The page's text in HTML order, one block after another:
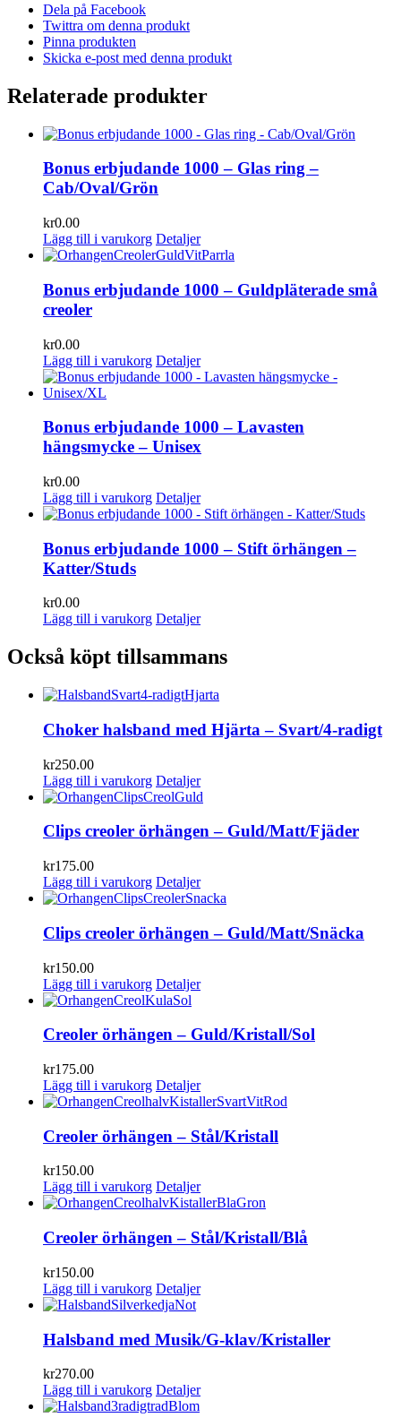
Dela på Facebook
Twittra om denna produkt
Pinna produkten
Skicka e-post med denna produkt
Relaterade produkter
Bonus erbjudande 1000 – Glas ring –
Cab/Oval/Grön
kr0.00
Lägg till i varukorg Detaljer
Bonus erbjudande 1000 – Guldpläterade små
creoler
kr0.00
Lägg till i varukorg Detaljer
Bonus erbjudande 1000 – Lavasten
hängsmycke – Unisex
kr0.00
Lägg till i varukorg Detaljer
Bonus erbjudande 1000 – Stift örhängen –
Katter/Studs
kr0.00
Lägg till i varukorg Detaljer
Också köpt tillsammans
Choker halsband med Hjärta – Svart/4-radigt
kr250.00
Lägg till i varukorg Detaljer
Clips creoler örhängen – Guld/Matt/Fjäder
kr175.00
Lägg till i varukorg Detaljer
Clips creoler örhängen – Guld/Matt/Snäcka
kr150.00
Lägg till i varukorg Detaljer
Creoler örhängen – Guld/Kristall/Sol
kr175.00
Lägg till i varukorg Detaljer
Creoler örhängen – Stål/Kristall
kr150.00
Lägg till i varukorg Detaljer
Creoler örhängen – Stål/Kristall/Blå
kr150.00
Lägg till i varukorg Detaljer
Halsband med Musik/G-klav/Kristaller
kr270.00
Lägg till i varukorg Detaljer